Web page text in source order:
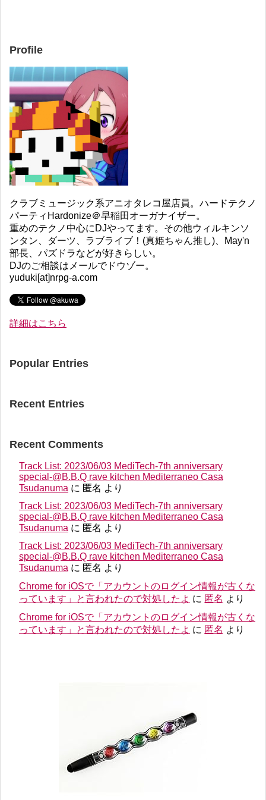
Profile
クラブミュージック系アニオタレコ屋店員。ハードテクノ
パーティHardonize＠早稲田オーガナイザー。
重めのテクノ中心にDJやってます。その他ウィルキンソ
ンタン、ダーツ、ラブライブ！(真姫ちゃん推し)、May'n
部長、パズドラなどが好きらしい。
DJのご相談はメールでドウゾー。
yuduki[at]nrpg-a.com
詳細はこちら
Popular Entries
Recent Entries
Recent Comments
Track List: 2023/06/03 MediTech-7th anniversary
special-@B.B.Q rave kitchen Mediterraneo Casa
Tsudanuma に 匿名 より
Track List: 2023/06/03 MediTech-7th anniversary
special-@B.B.Q rave kitchen Mediterraneo Casa
Tsudanuma に 匿名 より
Track List: 2023/06/03 MediTech-7th anniversary
special-@B.B.Q rave kitchen Mediterraneo Casa
Tsudanuma に 匿名 より
Chrome for iOSで「アカウントのログイン情報が古くな
っています」と言われたので対処したよ に 匿名 より
Chrome for iOSで「アカウントのログイン情報が古くな
っています」と言われたので対処したよ に 匿名 より